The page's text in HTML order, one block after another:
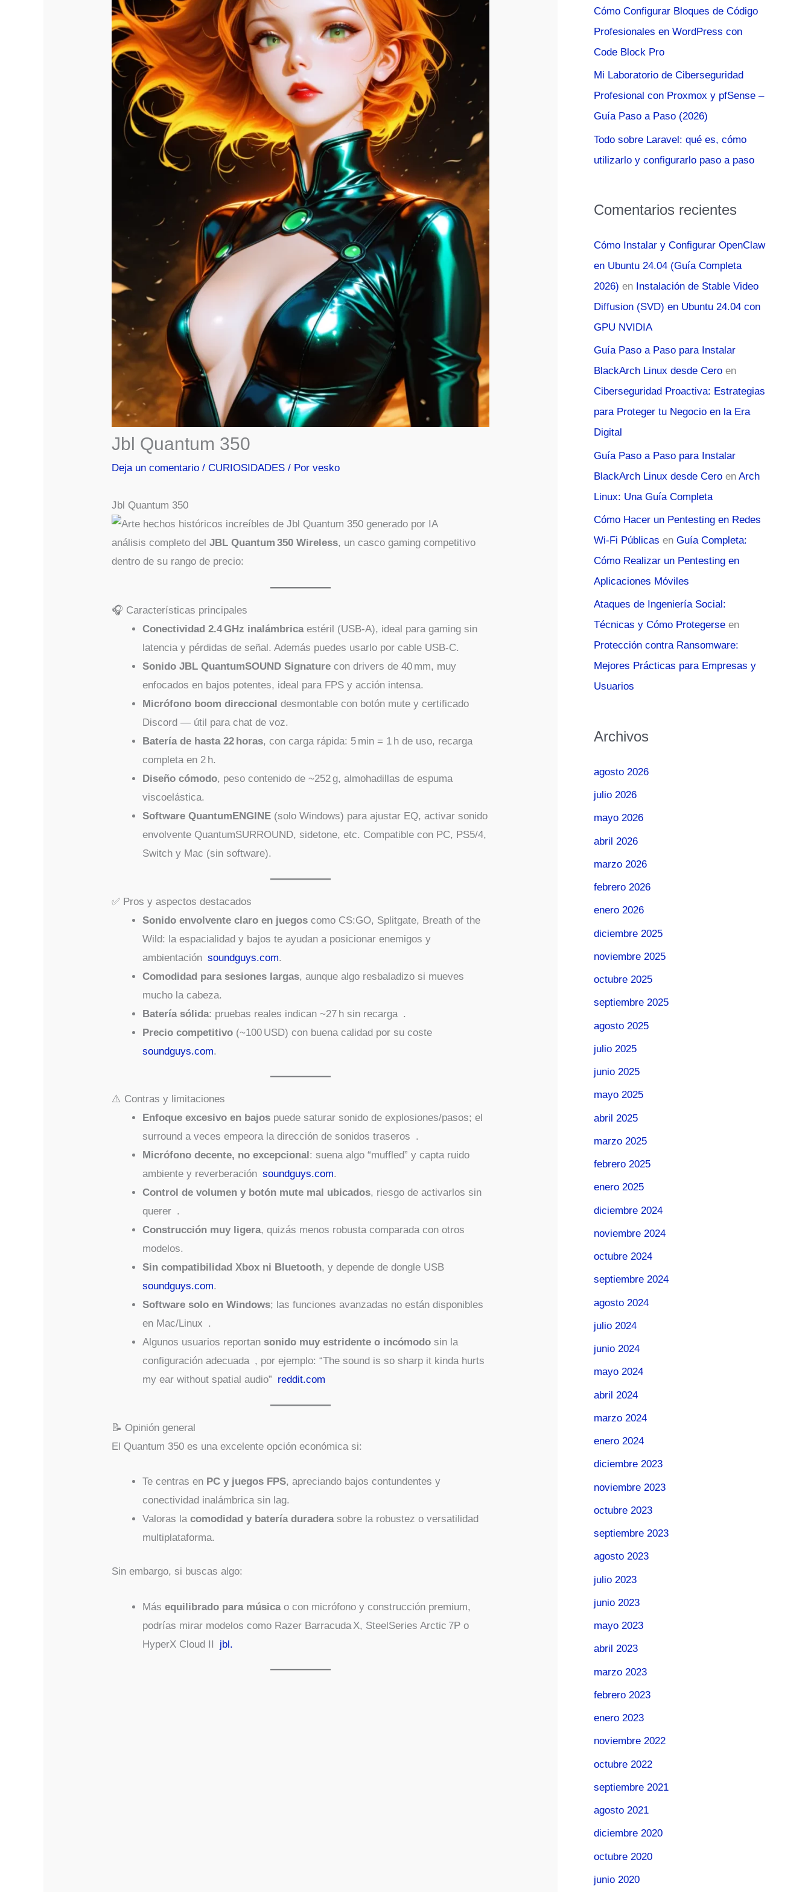
Jbl Quantum 350
Deja un comentario /CURIOSIDADES / Porvesko
Jbl Quantum 350
análisis completo delJBL Quantum 350 Wireless, un casco gaming competitivo
dentro de su rango de precio:
🎧 Características principales
Conectividad 2.4 GHz inalámbricaestéril (USB‑A), ideal para gaming sin
latencia y pérdidas de señal. Además puedes usarlo por cable USB‑C.
Sonido JBL QuantumSOUND Signature con drivers de 40 mm, muy
enfocados en bajos potentes, ideal para FPS y acción intensa.
Micrófono boom direccional desmontable con botón mute y certificado
Discord — útil para chat de voz.
Batería de hasta 22 horas, con carga rápida: 5 min = 1 h de uso, recarga
completa en 2 h.
Diseño cómodo, peso contenido de ~252 g, almohadillas de espuma
viscoelástica.
Software QuantumENGINE (solo Windows) para ajustar EQ, activar sonido
envolvente QuantumSURROUND, sidetone, etc. Compatible con PC, PS5/4,
Switch y Mac (sin software).
✅ Pros y aspectos destacados
Sonido envolvente claro en juegos como CS:GO, Splitgate, Breath of the
Wild: la espacialidad y bajos te ayudan a posicionar enemigos y
ambientaciónsoundguys.com.
Comodidad para sesiones largas, aunque algo resbaladizo si mueves
mucho la cabeza.
Batería sólida: pruebas reales indican ~27 h sin recarga .
Precio competitivo (~100 USD) con buena calidad por su coste
soundguys.com.
⚠️ Contras y limitaciones
Enfoque excesivo en bajos puede saturar sonido de explosiones/pasos; el
surround a veces empeora la dirección de sonidos traseros .
Micrófono decente, no excepcional : suena algo “muffled” y capta ruido
ambiente y reverberaciónsoundguys.com.
Control de volumen y botón mute mal ubicados, riesgo de activarlos sin
querer .
Construcción muy ligera, quizás menos robusta comparada con otros
modelos.
Sin compatibilidad Xbox ni Bluetooth, y depende de dongle USB
soundguys.com.
Software solo en Windows; las funciones avanzadas no están disponibles
en Mac/Linux .
Algunos usuarios reportan sonido muy estridente o incómodo sin la
configuración adecuada , por ejemplo: “The sound is so sharp it kinda hurts
my ear without spatial audio” reddit.com
📝 Opinión general
El Quantum 350 es una excelente opción económica si:
Te centras en PC y juegos FPS, apreciando bajos contundentes y
conectividad inalámbrica sin lag.
Valoras lacomodidad y batería duraderasobre la robustez o versatilidad
multiplataforma.
Sin embargo, si buscas algo:
Másequilibrado para músicao con micrófono y construcción premium,
podrías mirar modelos como Razer Barracuda X, SteelSeries Arctic 7P o
HyperX Cloud II jbl.
:
Cómo Configurar Bloques de Código
Profesionales en WordPress con
Code Block Pro
Mi Laboratorio de Ciberseguridad
Profesional con Proxmox y pfSense –
Guía Paso a Paso (2026)
Todo sobre Laravel: qué es, cómo
utilizarlo y configurarlo paso a paso
Comentarios recientes
Cómo Instalar y Configurar OpenClaw
en Ubuntu 24.04 (Guía Completa
2026) en Instalación de Stable Video
Diffusion (SVD) en Ubuntu 24.04 con
GPU NVIDIA
Guía Paso a Paso para Instalar
BlackArch Linux desde Cero en
Ciberseguridad Proactiva: Estrategias
para Proteger tu Negocio en la Era
Digital
Guía Paso a Paso para Instalar
BlackArch Linux desde Cero en Arch
Linux: Una Guía Completa
Cómo Hacer un Pentesting en Redes
Wi-Fi Públicas en Guía Completa:
Cómo Realizar un Pentesting en
Aplicaciones Móviles
Ataques de Ingeniería Social:
Técnicas y Cómo Protegerse en
Protección contra Ransomware:
Mejores Prácticas para Empresas y
Usuarios
Archivos
agosto 2026
julio 2026
mayo 2026
abril 2026
marzo 2026
febrero 2026
enero 2026
diciembre 2025
noviembre 2025
octubre 2025
septiembre 2025
agosto 2025
julio 2025
junio 2025
mayo 2025
abril 2025
marzo 2025
febrero 2025
enero 2025
diciembre 2024
noviembre 2024
octubre 2024
septiembre 2024
agosto 2024
julio 2024
junio 2024
mayo 2024
abril 2024
marzo 2024
enero 2024
diciembre 2023
noviembre 2023
octubre 2023
septiembre 2023
agosto 2023
julio 2023
junio 2023
mayo 2023
abril 2023
marzo 2023
febrero 2023
enero 2023
noviembre 2022
octubre 2022
septiembre 2021
agosto 2021
diciembre 2020
octubre 2020
junio 2020